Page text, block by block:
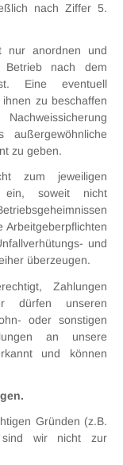
nach Ziffer 5.
nur anordnen und
nach dem
Eine eventuell
zu beschaffen
zu geben.
zum jeweiligen
ein, soweit nicht
Arbeitgeberpflichten
und
überzeugen.
Zahlungen
dürfen unseren
oder sonstigen
an unsere
und können
Gründen (z.B.
sind wir nicht zur